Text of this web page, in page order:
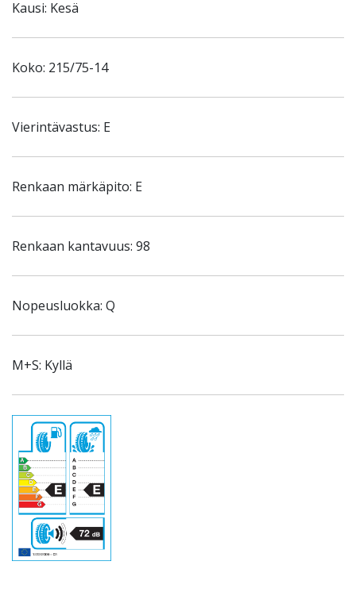
Kausi: Kesä
Koko: 215/75-14
Vierintävastus: E
Renkaan märkäpito: E
Renkaan kantavuus: 98
Nopeusluokka: Q
M+S: Kyllä